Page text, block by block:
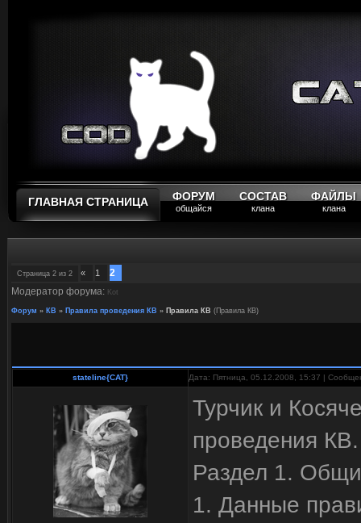
ГЛАВНАЯ СТРАНИЦА ФОРУМ
общайся
СОСТАВ
клана
ФАЙЛЫ
клана
Страница 2 из 2 « 1
2
Модератор форума: Kot
Форум » КВ » Правила проведения КВ » Правила КВ (Правила КВ)
stateline{CAT} Дата: Пятница, 05.12.2008, 15:37 |
Турчик и
проведения
Раздел 1.
1. Данные